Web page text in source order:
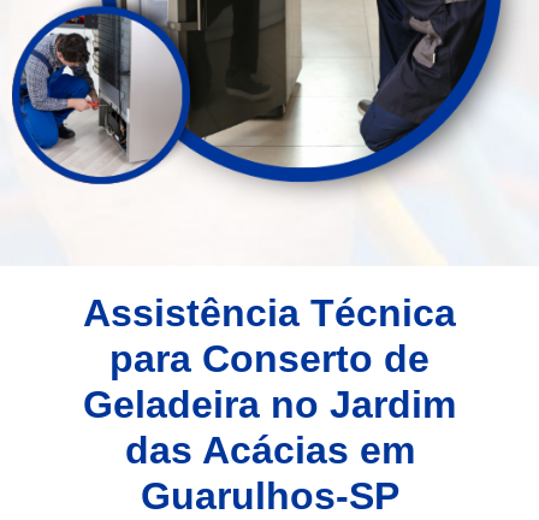
Assistência Técnica
para Conserto de
Geladeira no Jardim
das Acácias em
Guarulhos-SP